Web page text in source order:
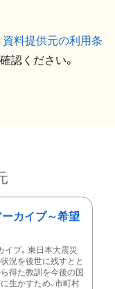
資料提供元の利用条
認ください。
カイブ～希望
ブ。東日本大震災
況を後世に残すとと
得た教訓を今後の国
生かすため、市町村